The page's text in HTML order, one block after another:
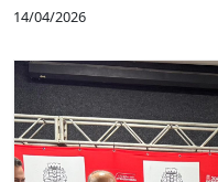
14/04/2026